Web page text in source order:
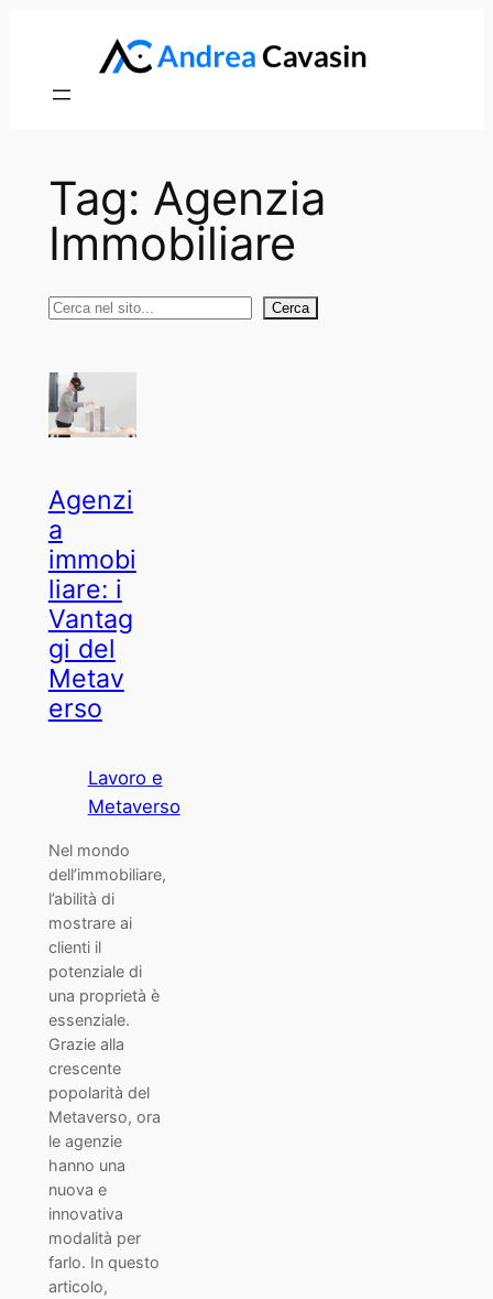
Tag: Agenzia
Immobiliare
Cerca Cerca
Agenzi
a
immobi
liare: i
Vantag
gi del
Metav
erso
Lavoro e
Metaverso
Nel mondo
dell’immobiliare,
l’abilità di
mostrare ai
clienti il
potenziale di
una proprietà è
essenziale.
Grazie alla
crescente
popolarità del
Metaverso, ora
le agenzie
hanno una
nuova e
innovativa
modalità per
farlo. In questo
articolo,